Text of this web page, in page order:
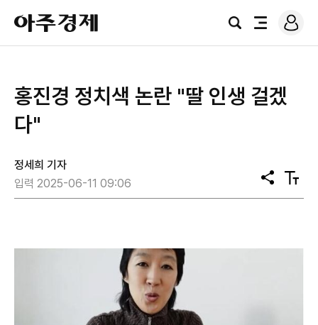
아
주
경
검
전
로
그
홍진경 정치색 논란 "딸 인생 걸겠
다"
정세희 기자
입력 2025-06-11 09:06
공
유
텍
스